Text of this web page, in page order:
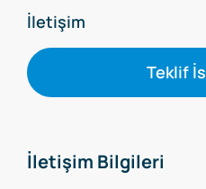
İletişim
Teklif
İletişim Bilgileri